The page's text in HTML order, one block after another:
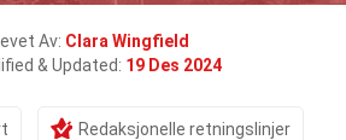
Av: Clara Wingfield
& Updated: 19 Des 2024
Redaksjonelle retningslinjer